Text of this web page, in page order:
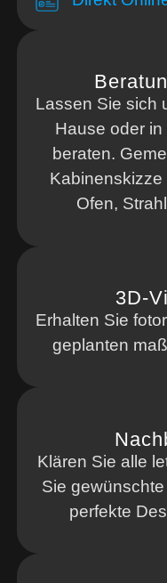
Lassen Sie sich
Hause oder
beraten.
Kabinenskizze
Ofen,
3D-
Erhalten Sie
geplanten
Klären Sie alle
Sie
perfekte